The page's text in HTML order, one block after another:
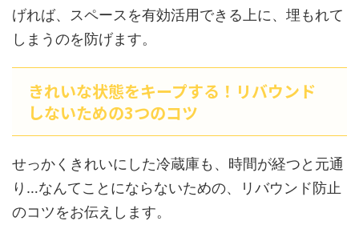
げれば、スペースを有効活用できる上に、埋もれて
しまうのを防げます。
きれいな状態をキープする！リバウンド
しないための3つのコツ
せっかくきれいにした冷蔵庫も、時間が経つと元通
り…なんてことにならないための、リバウンド防止
のコツをお伝えします。